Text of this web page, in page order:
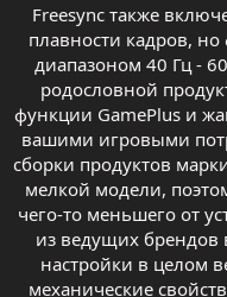
Freesync также
плавности кадров,
диапазоном 40 Гц -
родословной
функции GamePlus и
вашими игровыми
сборки продуктов
мелкой модели,
чего-то меньшего от
из ведущих брендов
настройки в целом
механические